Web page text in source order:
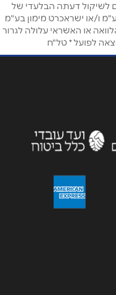
לשיקול דעתה הבלעדי של
ו/או ישראכרט מימון בע"מ
או האשראי עלולה לגרור
לפועל * טל"ח